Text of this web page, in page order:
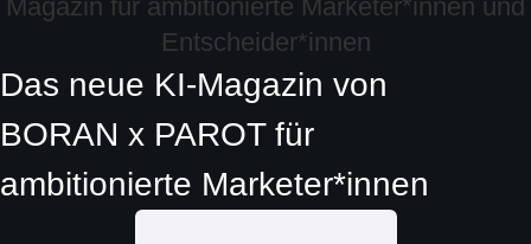
Das neue KI-Magazin von
BORAN x PAROTfür
ambitionierte Marketer*innen